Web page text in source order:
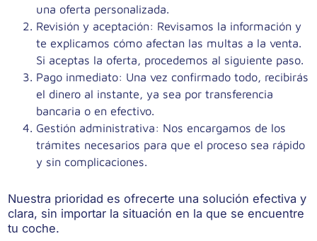
una oferta personalizada.
Revisión y aceptación: Revisamos la información y
te explicamos cómo afectan las multas a la venta.
Si aceptas la oferta, procedemos al siguiente paso.
Pago inmediato: Una vez confirmado todo, recibirás
el dinero al instante, ya sea por transferencia
bancaria o en efectivo.
Gestión administrativa: Nos encargamos de los
trámites necesarios para que el proceso sea rápido
y sin complicaciones.
Nuestra prioridad es ofrecerte una solución efectiva y
clara, sin importar la situación en la que se encuentre
tu coche.